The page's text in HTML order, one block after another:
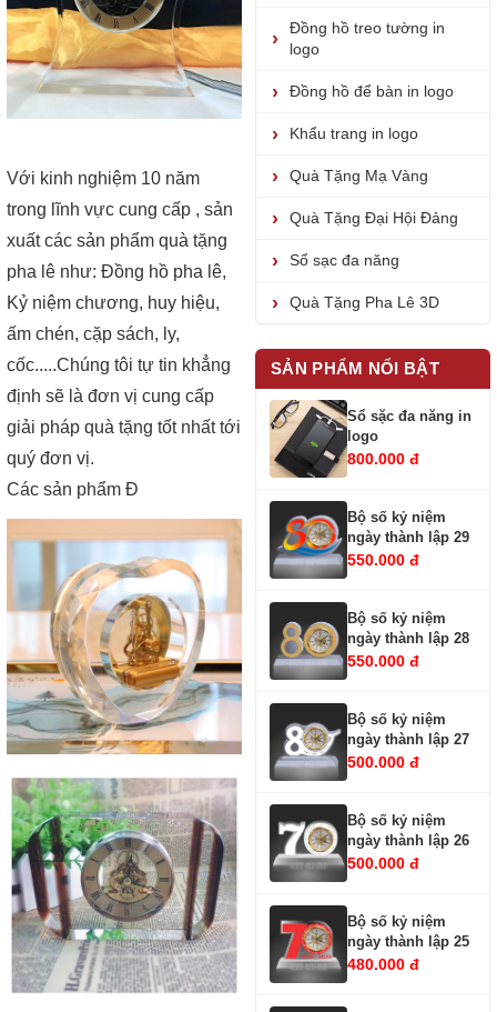
Với kinh nghiệm 10 năm
trong lĩnh vực cung cấp , sản
xuất các sản phẩm quà tặng
pha lê như: Đồng hồ pha lê,
Kỷ niệm chương, huy hiệu,
ấm chén, cặp sách, ly,
cốc.....Chúng tôi tự tin khẳng
định sẽ là đơn vị cung cấp
giải pháp quà tặng tốt nhất tới
quý đơn vị.
Các sản phẩm Đ
Đồng hồ treo tường in
logo
Đồng hồ để bàn in logo
Khẩu trang in logo
Quà Tặng Mạ Vàng
Quà Tặng Đại Hội Đảng
Sổ sạc đa năng
Quà Tặng Pha Lê 3D
SẢN PHẨM NỔI BẬT
Sổ sặc đa năng in
logo
800.000 đ
Bộ số kỷ niệm
ngày thành lập 29
550.000 đ
Bộ số kỷ niệm
ngày thành lập 28
550.000 đ
Bộ số kỷ niệm
ngày thành lập 27
500.000 đ
Bộ số kỷ niệm
ngày thành lập 26
500.000 đ
Bộ số kỷ niệm
ngày thành lập 25
480.000 đ